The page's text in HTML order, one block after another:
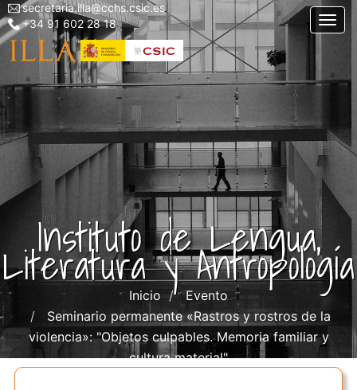
Pasar
al
contenido
Menu
top
left
secretaria.illa@cchs.csic.es
+34 91 602 28 18
Instituto de Lengua,
Literatura y Antropología
Inicio
Evento
Seminario permanente «Rastros y rostros de la
violencia»: "Objetos culpables. Memoria familiar y
cultura material"